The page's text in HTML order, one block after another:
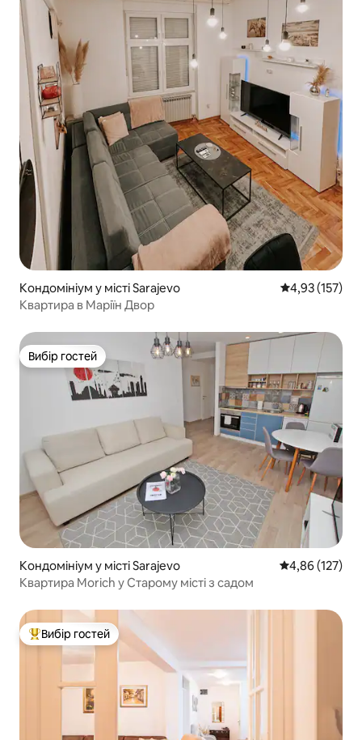
Кондомініум у місті Sarajevo Середня
4,93 (157)
Квартира в Маріїн Двор
Вибір гостей
Вибір гостей
Кондомініум у місті Sarajevo Середня
4,86 (127)
Квартира Morich у Старому місті з садом
Топ вибір гостей
Вибір гостей